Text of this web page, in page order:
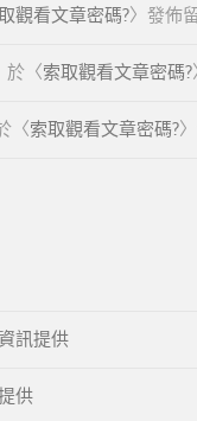
觀看文章密碼?〉發佈
於〈索取觀看文章密碼?
〈索取觀看文章密碼?
訊提供
供